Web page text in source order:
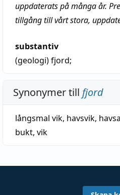
uppdaterats på många år.
tillgång till vårt stora,
substantiv
(geologi)fjord;
Synonymer till fjord
långsmal vik, havsvik,
bukt, vik